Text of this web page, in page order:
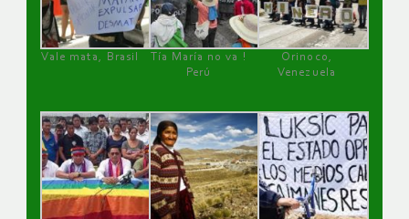
Vale mata, Brasil
Tía María no va !
Perú
Orinoco,
Venezuela